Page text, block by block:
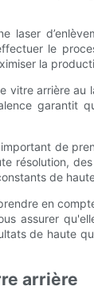
laser
le
la
vitre arrière
garantit
de
résolution,
de
en
assurer
de haute
arrière